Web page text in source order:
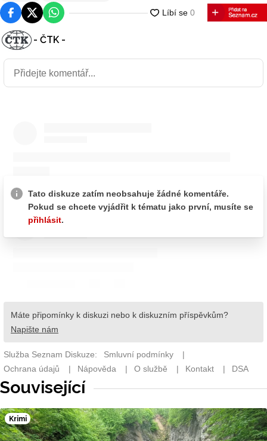
FacebookPlatforma X
WhatsApp
- ČTK -
Související
Krimi